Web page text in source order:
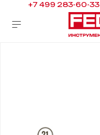
+7 499 283-60-33